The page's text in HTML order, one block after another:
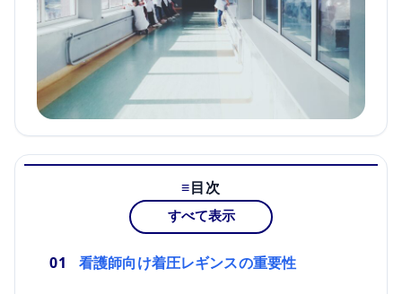
目次
すべて表示
看護師向け着圧レギンスの重要性